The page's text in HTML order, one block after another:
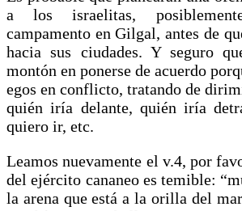
a los israelitas,
campamento en Gilgal, antes de
hacia sus ciudades. Y seguro
montón en ponerse de acuerdo
egos en conflicto, tratando de
quién iría delante, quién iría
quiero ir, etc.
Leamos nuevamente el v.4, por
del ejército cananeo es temible:
la arena que está a la orilla del